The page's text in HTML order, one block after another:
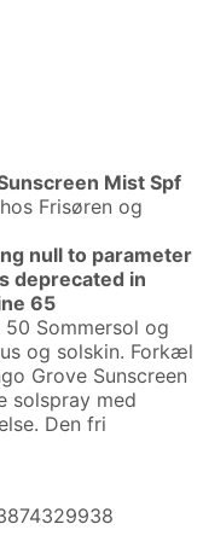
Mist Spf
hos Frisøren og
null to parameter
deprecated in
65
50 Sommersol og
og solskin. Forkæl
Grove Sunscreen
solspray med
Den fri